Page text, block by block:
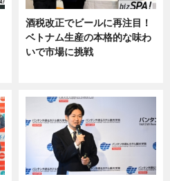
酒税改正でビールに再注目！
ベトナム生産の本格的な味わ
いで市場に挑戦